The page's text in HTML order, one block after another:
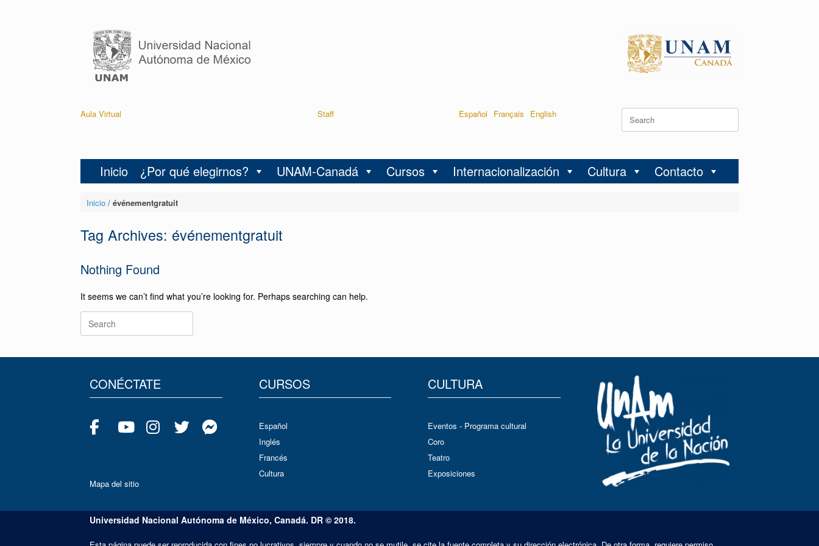
Aula Virtual Staff Español Français English
Inicio ¿Por qué elegirnos? UNAM-Canadá Cursos Internacionalización Cultura Contacto
Inicio/ événementgratuit
Tag Archives: événementgratuit
Nothing Found
It seems we can’t find what you’re looking for. Perhaps searching can help.
CONÉCTATE
Mapa del sitio
CURSOS
Español
Inglés
Francés
Cultura
CULTURA
Eventos - Programa cultural
Coro
Teatro
Exposiciones
Universidad Nacional Autónoma de México, Canadá. DR © 2018.